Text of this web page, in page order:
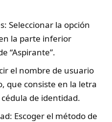
Seleccionar la opción
la parte inferior
“Aspirante”.
el nombre de usuario
que consiste en la letra
de identidad.
Escoger el método de